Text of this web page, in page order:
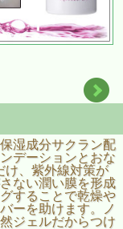
湿成分サクラン配
デーションとおな
け、紫外線対策が
ない潤い膜を形成
することで乾燥や
ーを助けます。ノ
ジェルだからつけ